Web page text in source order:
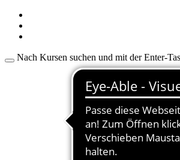
Nach Kursen suchen und mit der Enter-